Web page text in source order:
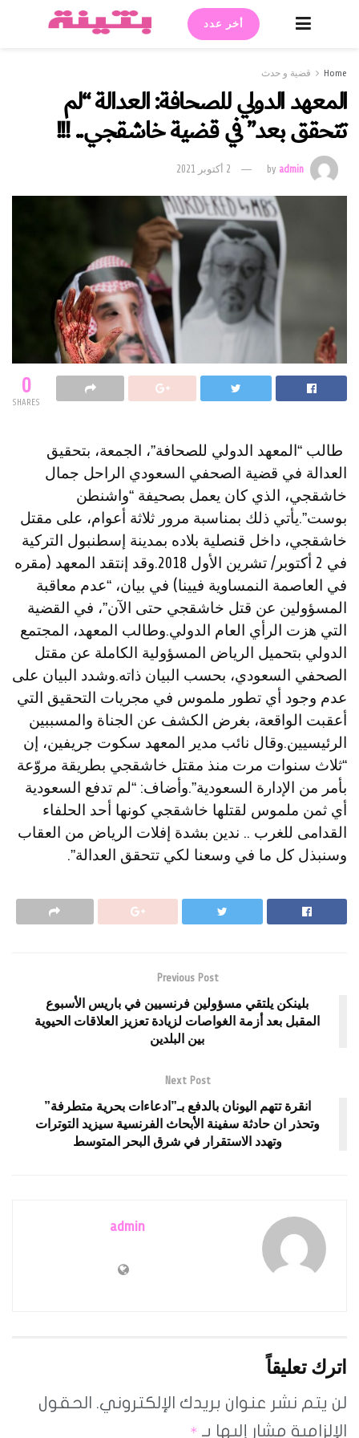
أخر عدد
Home قضية و حدث
المعهد الدولي للصحافة: العدالة “لم
تتحقق بعد” في قضية خاشقجي.. !!!
byadmin 2 أكتوبر 2021
0
SHARES
طالب “المعهد الدولي للصحافة”، الجمعة، بتحقيق
العدالة في قضية الصحفي السعودي الراحل جمال
خاشقجي، الذي كان يعمل بصحيفة “واشنطن
بوست”.يأتي ذلك بمناسبة مرور ثلاثة أعوام، على مقتل
خاشقجي، داخل قنصلية بلاده بمدينة إسطنبول التركية
في 2 أكتوبر/ تشرين الأول 2018.وقد إنتقد المعهد (مقره
في العاصمة النمساوية فيينا) في بيان، “عدم معاقبة
المسؤولين عن قتل خاشقجي حتى الآن”، في القضية
التي هزت الرأي العام الدولي.وطالب المعهد، المجتمع
الدولي بتحميل الرياض المسؤولية الكاملة عن مقتل
الصحفي السعودي، بحسب البيان ذاته.وشدد البيان على
عدم وجود أي تطور ملموس في مجريات التحقيق التي
أعقبت الواقعة، بغرض الكشف عن الجناة والمسببين
الرئيسيين.وقال نائب مدير المعهد سكوت جريفين، إن
“ثلاث سنوات مرت منذ مقتل خاشقجي بطريقة مروّعة
بأمر من الإدارة السعودية”.وأضاف: “لم تدفع السعودية
أي ثمن ملموس لقتلها خاشقجي كونها أحد الحلفاء
القدامى للغرب .. ندين بشدة إفلات الرياض من العقاب
وسنبذل كل ما في وسعنا لكي تتحقق العدالة”.
Previous Post
بلينكن يلتقي مسؤولين فرنسيين في باريس الأسبوع
المقبل بعد أزمة الغواصات لزيادة تعزيز العلاقات الحيوية
بين البلدين
Next Post
انقرة تتهم اليونان بالدفع بـ”ادعاءات بحرية متطرفة”
وتحذر ان حادثة سفينة الأبحاث الفرنسية سيزيد التوترات
وتهدد الاستقرار في شرق البحر المتوسط
admin
اترك تعليقاً
لن يتم نشر عنوان بريدك الإلكتروني. الحقول
الإلزامية مشار إليها بـ *